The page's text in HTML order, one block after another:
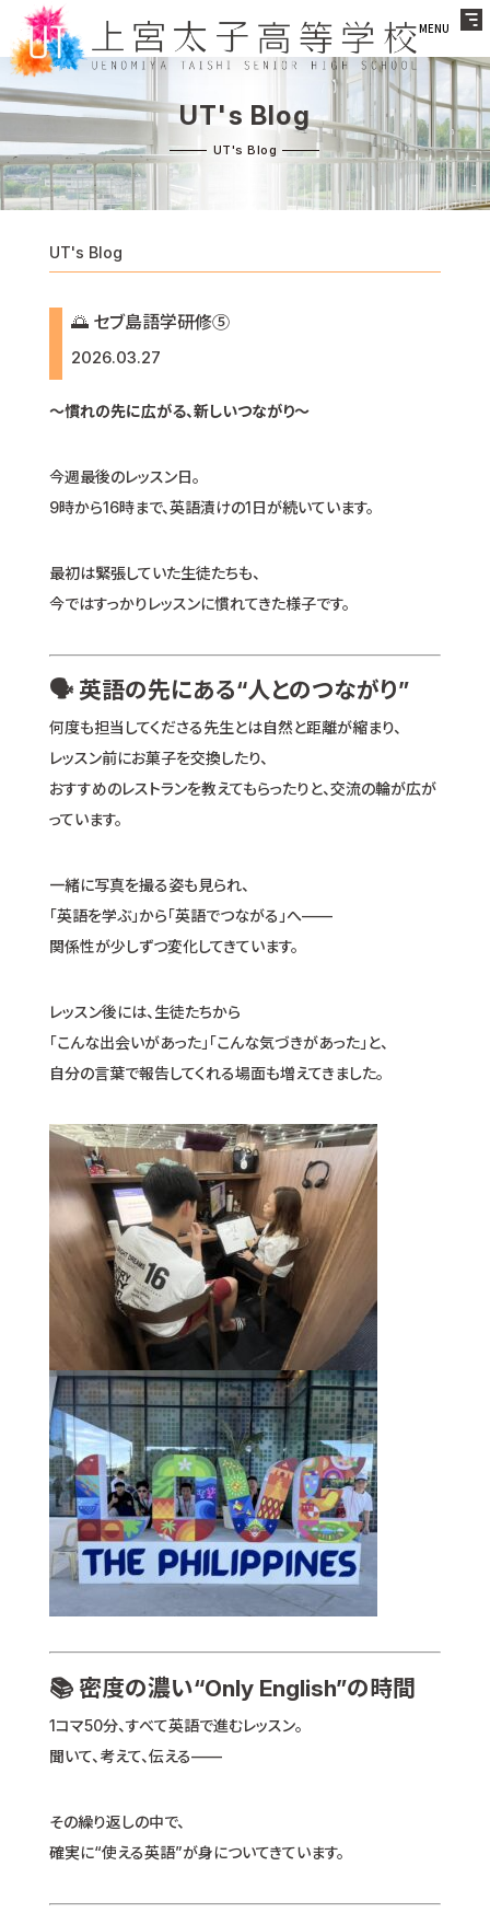
MENU
UT's Blog
UT's Blog
🌅 セブ島語学研修⑤
2026.03.27
〜慣れの先に広がる、新しいつながり〜
今週最後のレッスン日。
9時から16時まで、英語漬けの1日が続いています。
最初は緊張していた生徒たちも、
今ではすっかりレッスンに慣れてきた様子です。
🗣️ 英語の先にある“人とのつながり”
何度も担当してくださる先生とは自然と距離が縮まり、
レッスン前にお菓子を交換したり、
おすすめのレストランを教えてもらったりと、交流の輪が広が
っています。
一緒に写真を撮る姿も見られ、
「英語を学ぶ」から「英語でつながる」へ——
関係性が少しずつ変化してきています。
レッスン後には、生徒たちから
「こんな出会いがあった」「こんな気づきがあった」と、
自分の言葉で報告してくれる場面も増えてきました。
📚 密度の濃い“Only English”の時間
1コマ50分、すべて英語で進むレッスン。
聞いて、考えて、伝える——
その繰り返しの中で、
確実に“使える英語”が身についてきています。